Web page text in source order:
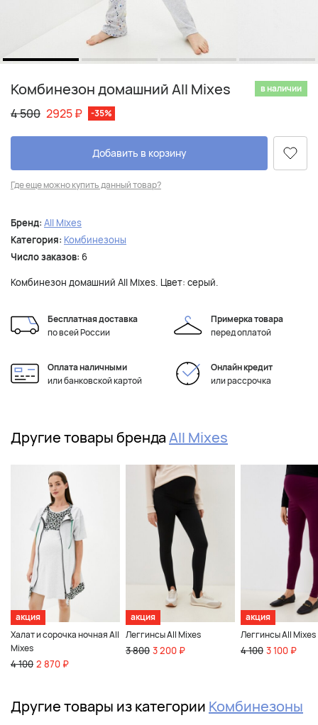
Комбинезон домашний All Mixes в наличии
4 500 2925₽ -35%
Добавить в корзину
Где еще можно купить данный товар?
Бренд: All Mixes
Категория: Комбинезоны
Число заказов: 6
Комбинезон домашний All Mixes. Цвет: серый.
Бесплатная доставка
по всей России
Примерка товара
перед оплатой
Оплата наличными
или банковской картой
Онлайн кредит
или рассрочка
Другие товары брендаAll Mixes
акция
Халат и сорочка ночная All
Mixes
4 100 2 870 ₽
акция
Леггинсы All Mixes
3 800 3 200 ₽
акция
Леггинсы All Mixes
4 100 3 100 ₽
Другие товары из категории Комбинезоны